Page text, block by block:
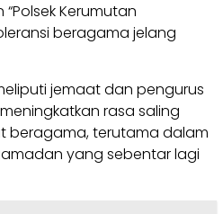
Kerumutan
beragama jelang
jemaat dan pengurus
rasa saling
beragama, terutama dalam
yang sebentar lagi